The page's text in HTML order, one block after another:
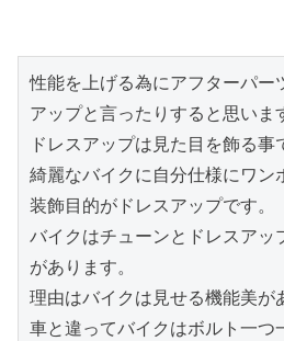
性能を上げる為にアフターパー
アップと言ったりすると思いま
ドレスアップは見た目を飾る事
綺麗なバイクに自分仕様にワン
装飾目的がドレスアップです。
バイクはチューンとドレスアッ
があります。
理由はバイクは見せる機能美が
車と違ってバイクはボルト一つ